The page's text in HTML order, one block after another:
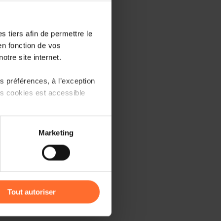
tiers afin de permettre le
fonction de vos
site internet.
préférences, à l’exception
cookies est accessible
sur les réseaux
Marketing
Tout autoriser
on this page soon.